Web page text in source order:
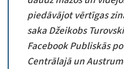
piedāvājot vērtīgas
saka Džeikobs
Facebook Publiskās
Centrālajā un